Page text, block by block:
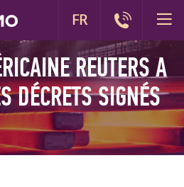
REUTERS A
DÉCRETS SIGNÉS
FR